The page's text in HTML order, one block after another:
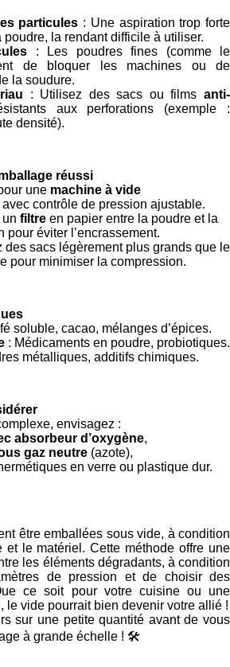
particules : Une aspiration trop forte
poudre, la rendant difficile à utiliser.
: Les poudres fines (comme le
de bloquer les machines ou de
la soudure.
: Utilisez des sacs ou films anti-
aux perforations (exemple :
densité).
réussi
une machine à vide
avec contrôle de pression ajustable.
filtre en papier entre la poudre et la
pour éviter l’encrassement.
des sacs légèrement plus grands que le
pour minimiser la compression.
soluble, cacao, mélanges d’épices.
: Médicaments en poudre, probiotiques.
métalliques, additifs chimiques.
envisagez :
absorbeur d’oxygène,
gaz neutre (azote),
en verre ou plastique dur.
être emballées sous vide, à condition
et le matériel. Cette méthode offre une
les éléments dégradants, à condition
de pression et de choisir des
ce soit pour votre cuisine ou une
le vide pourrait bien devenir votre allié !
sur une petite quantité avant de vous
à grande échelle ! 🛠️